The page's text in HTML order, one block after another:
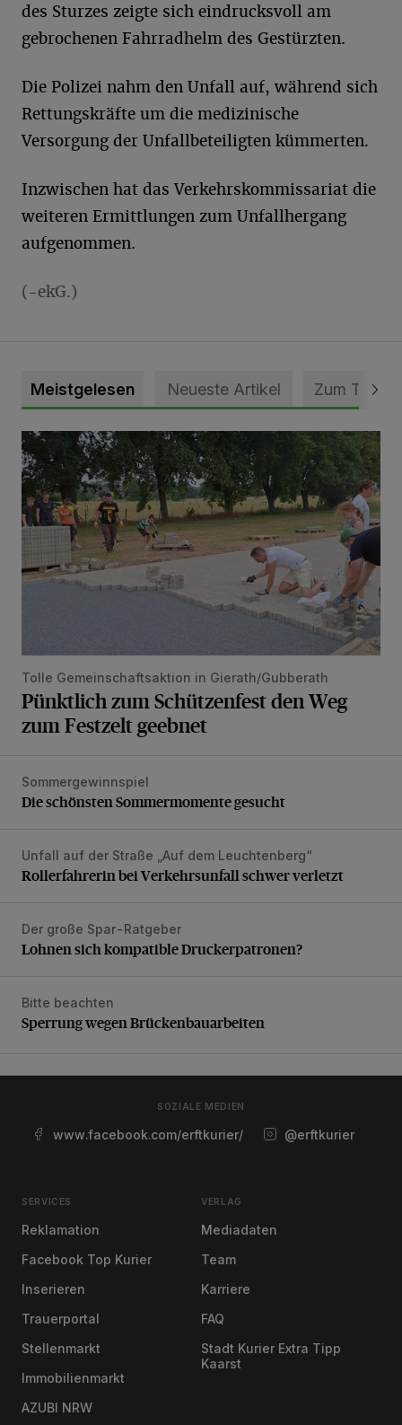
des Sturzes zeigte sich eindrucksvoll am
gebrochenen Fahrradhelm des Gestürzten.
Die Polizei nahm den Unfall auf, während sich
Rettungskräfte um die medizinische
Versorgung der Unfallbeteiligten kümmerten.
Inzwischen hat das Verkehrskommissariat die
weiteren Ermittlungen zum Unfallhergang
aufgenommen.
(-ekG.)
Meistgelesen Neueste Artikel Zum Thema
Pünktlich zum Schützenfest den Weg zum Festzelt
Tolle Gemeinschaftsaktion in Gierath/Gubberath
Pünktlich zum Schützenfest den Weg
zum Festzelt geebnet
Die schönsten Sommermomente gesucht
Sommergewinnspiel
Die schönsten Sommermomente gesucht
Rollerfahrerin bei Verkehrsunfall schwer verletzt
Unfall auf der Straße „Auf dem Leuchtenberg“
Rollerfahrerin bei Verkehrsunfall schwer verletzt
Lohnen sich kompatible Druckerpatronen?
Der große Spar-Ratgeber
Lohnen sich kompatible Druckerpatronen?
Sperrung wegen Brückenbauarbeiten
Bitte beachten
Sperrung wegen Brückenbauarbeiten
SOZIALE MEDIEN
www.facebook.com/erftkurier/ @erftkurier
SERVICES
Reklamation
Facebook Top Kurier
Inserieren
Trauerportal
Stellenmarkt
Immobilienmarkt
AZUBI NRW
VERLAG
Mediadaten
Team
Karriere
FAQ
Stadt Kurier Extra Tipp
Kaarst